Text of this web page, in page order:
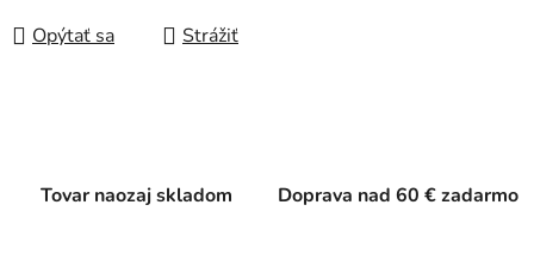
Opýtať sa
Strážiť
Tovar naozaj skladom Doprava nad 60 € zadarmo